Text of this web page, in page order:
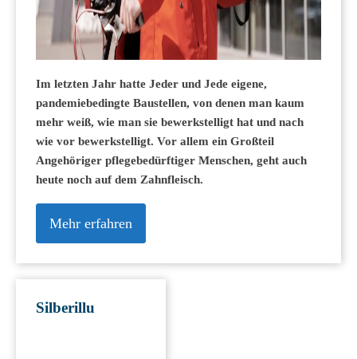
Im letzten Jahr hatte Jeder und Jede eigene,
pandemiebedingte Baustellen, von denen man kaum
mehr weiß, wie man sie bewerkstelligt hat und nach
wie vor bewerkstelligt. Vor allem ein Großteil
Angehöriger pflegebedürftiger Menschen, geht auch
heute noch auf dem Zahnfleisch.
Mehr erfahren
Silberillu